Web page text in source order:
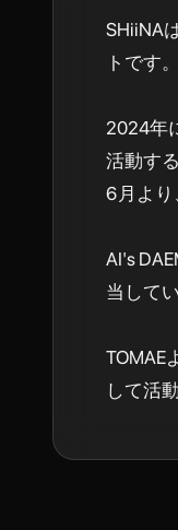
SHiiNA
トです。
2024年
活動す
6月より
AI's
当して
TOMAE
して活